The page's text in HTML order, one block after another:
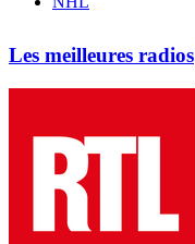
Les meilleures radios